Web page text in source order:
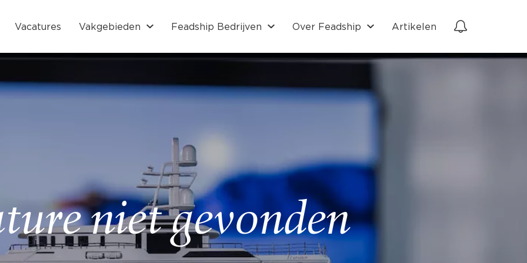
Vacatures Vakgebieden Feadship Bedrijven Over Feadship Artikelen
niet gevonden